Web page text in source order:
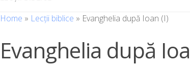
Home » Lecții biblice » Evanghelia după Ioan (I)
Evanghelia după